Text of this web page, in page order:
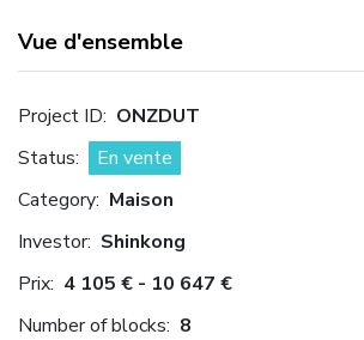
Vue d'ensemble
Project ID: ONZDUT
Status:
En vente
Category: Maison
Investor: Shinkong
Prix: 4 105 € - 10 647 €
Number of blocks: 8